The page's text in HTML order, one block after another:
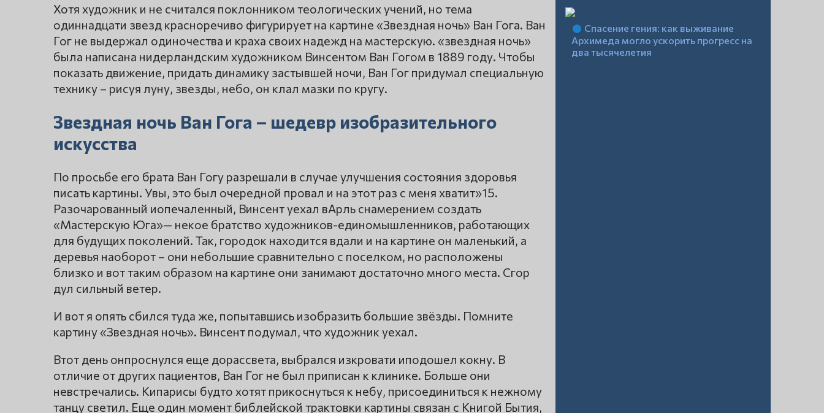
Хотя художник и не считался поклонником теологических учений, но тема
одиннадцати звезд красноречиво фигурирует на картине «Звездная ночь» Ван Гога. Ван
Гог не выдержал одиночества и краха своих надежд на мастерскую. «звездная ночь»
была написана нидерландским художником Винсентом Ван Гогом в 1889 году. Чтобы
показать движение, придать динамику застывшей ночи, Ван Гог придумал специальную
технику – рисуя луну, звезды, небо, он клал мазки по кругу.
Звездная ночь Ван Гога – шедевр изобразительного
искусства
По просьбе его брата Ван Гогу разрешали в случае улучшения состояния здоровья
писать картины. Увы, это был очередной провал и на этот раз с меня хватит»15.
Разочарованный иопечаленный, Винсент уехал вАрль снамерением создать
«Мастерскую Юга»— некое братство художников-единомышленников, работающих
для будущих поколений. Так, городок находится вдали и на картине он маленький, а
деревья наоборот – они небольшие сравнительно с поселком, но расположены
близко и вот таким образом на картине они занимают достаточно много места. Сгор
дул сильный ветер.
И вот я опять сбился туда же, попытавшись изобразить большие звёзды. Помните
картину «Звездная ночь». Винсент подумал, что художник уехал.
Втот день онпроснулся еще дорассвета, выбрался изкровати иподошел кокну. В
отличие от других пациентов, Ван Гог не был приписан к клинике. Больше они
невстречались. Кипарисы будто хотят прикоснуться к небу, присоединиться к нежному
танцу светил. Еще один момент библейской трактовки картины связан с Книгой Бытия,
Спасение гения: как выживание
Архимеда могло ускорить прогресс на
два тысячелетия